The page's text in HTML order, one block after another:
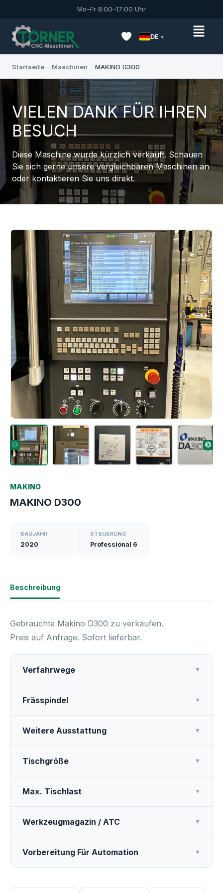
Mo–Fr 8:00–17:00 Uhr
DE
Startseite Maschinen MAKINO D300
VIELEN DANK FÜR IHREN
BESUCH
Diese Maschine wurde kürzlich verkauft. Schauen
Sie sich gerne unsere vergleichbaren Maschinen an
oder kontaktieren Sie uns direkt.
MAKINO
MAKINO D300
BAUJAHR
2020
STEUERUNG
Professional 6
Beschreibung
Gebrauchte Makino D300 zu verkaufen.
Preis auf Anfrage. Sofort lieferbar.
Verfahrwege ▼
Frässpindel ▼
Weitere Ausstattung ▼
Tischgröße ▼
Max. Tischlast ▼
Werkzeugmagazin / ATC ▼
Vorbereitung Für Automation ▼